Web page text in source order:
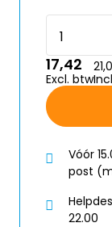
17,42
Excl. btw
Vóór
post
22.00